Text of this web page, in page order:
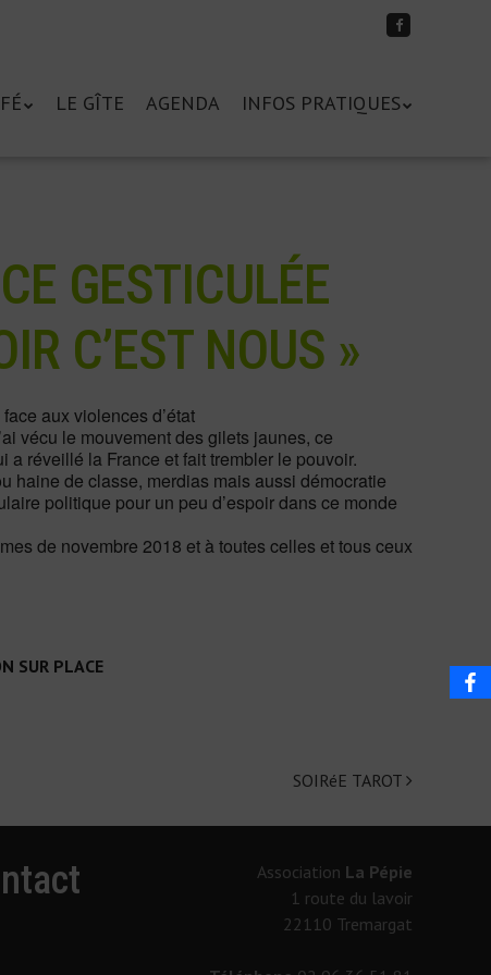
LE GÎTE AGENDA INFOS PRATIQUES
GESTICULÉE
C’EST NOUS »
aux violences d’état
vécu le mouvement des gilets jaunes, ce
a réveillé la France et fait trembler le pouvoir.
haine de classe, merdias mais aussi démocratie
politique pour un peu d’espoir dans ce monde
de novembre 2018 et à toutes celles et tous ceux
SUR PLACE
SOIRéE TAROT
Association La Pépie
1 route du lavoir
22110 Tremargat